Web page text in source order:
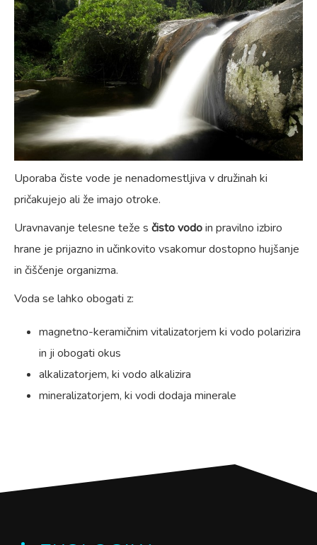
Uporaba čiste vode je nenadomestljiva v družinah ki
pričakujejo ali že imajo otroke.
Uravnavanje telesne teže s čisto vodoin pravilno izbiro
hrane je prijazno in učinkovito vsakomur dostopno hujšanje
in čiščenje organizma.
Voda se lahko obogati z:
magnetno-keramičnim vitalizatorjem ki vodo polarizira
in ji obogati okus
alkalizatorjem, ki vodo alkalizira
mineralizatorjem, ki vodi dodaja minerale